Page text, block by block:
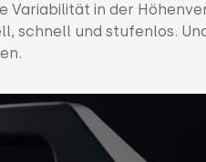
Variabilität in der
schnell und stufenlos.